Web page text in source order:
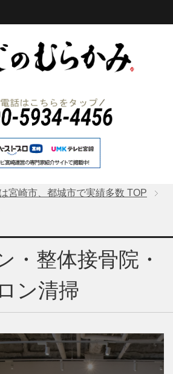
宮崎市、都城市で実績多数 TOP
・整体接骨院・
ン清掃